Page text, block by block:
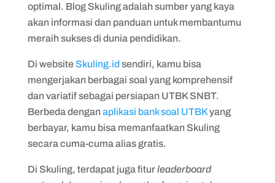
optimal. Blog Skuling adalah sumber yang kaya
akan informasi dan panduan untuk membantumu
meraih sukses di dunia pendidikan.
Di websiteSkuling.id sendiri, kamu bisa
mengerjakan berbagai soal yang komprehensif
dan variatif sebagai persiapan UTBK SNBT.
Berbeda denganaplikasi bank soal UTBKyang
berbayar, kamu bisa memanfaatkan Skuling
secara cuma-cuma alias gratis.
Di Skuling, terdapat juga fiturleaderboard